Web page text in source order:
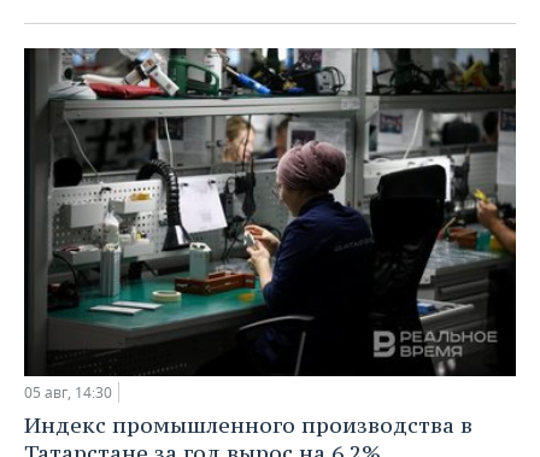
05 авг, 14:30
Индекс промышленного производства в